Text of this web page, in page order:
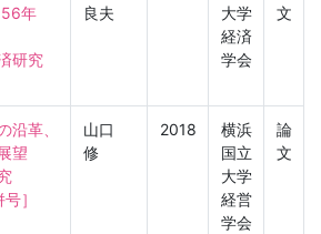
年
研究
良夫
大学
経済
学会
文
沿革、
望
］
山口
修
2018
横浜
国立
大学
経営
学会
論
文